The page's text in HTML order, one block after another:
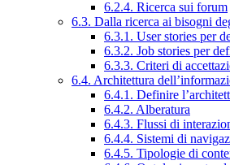
6.2.4. Ricerca sui forum
6.3. Dalla ricerca ai bisogni
6.3.1. User stories per
6.3.2. Job stories per
6.3.3. Criteri di
6.4. Architettura
6.4.1. Definire
6.4.2. Alberatura
6.4.3. Flussi di
6.4.4. Sistemi di
6.4.5. Tipologie di